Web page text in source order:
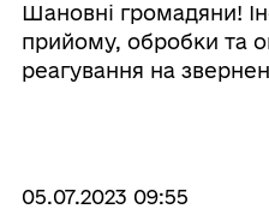
Шановні громадяни!
прийому, обробки та
реагування на
номерами т ...
05.07.2023 09:55